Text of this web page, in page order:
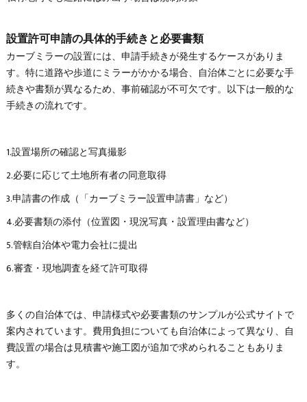
設置許可申請の具体的手続きと必要書類
カーブミラーの設置には、申請手続きが発生するケースがありま
す。特に道路や歩道にミラーがかかる場合、自治体ごとに必要な手
続きや書類が異なるため、事前確認が不可欠です。以下は一般的な
手続きの流れです。
1.設置場所の確認と写真撮影
2.必要に応じて土地所有者の同意取得
3.申請書の作成（「カーブミラー設置申請書」など）
4.必要書類の添付（位置図・現況写真・設置理由書など）
5.管轄自治体や電力会社に提出
6.審査・現地調査を経て許可取得
多くの自治体では、申請様式や必要書類のサンプルが公式サイトで
案内されています。費用負担についても自治体によって異なり、自
費設置の場合は見積書や施工図が追加で求められることもありま
す。